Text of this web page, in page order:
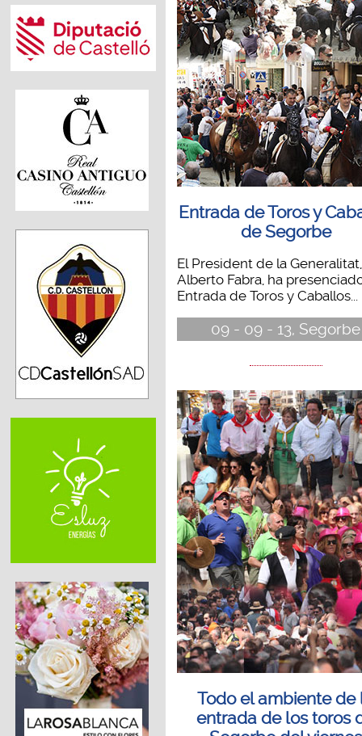
Entrada de Toros y
de Segorbe
El President de la Generalitat,
Alberto Fabra, ha
Entrada de Toros y Caballos...
09 - 09 - 13, Segorbe
Todo el ambiente de
entrada de los toros